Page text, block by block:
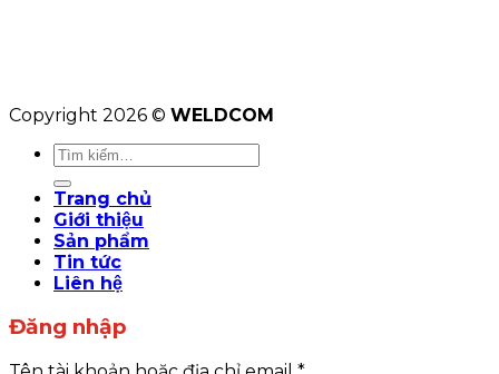
Copyright 2026 © WELDCOM
Tìm
kiếm:
Trang chủ
Giới thiệu
Sản phẩm
Tin tức
Liên hệ
Đăng nhập